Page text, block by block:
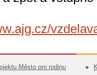
Město pro rodinu